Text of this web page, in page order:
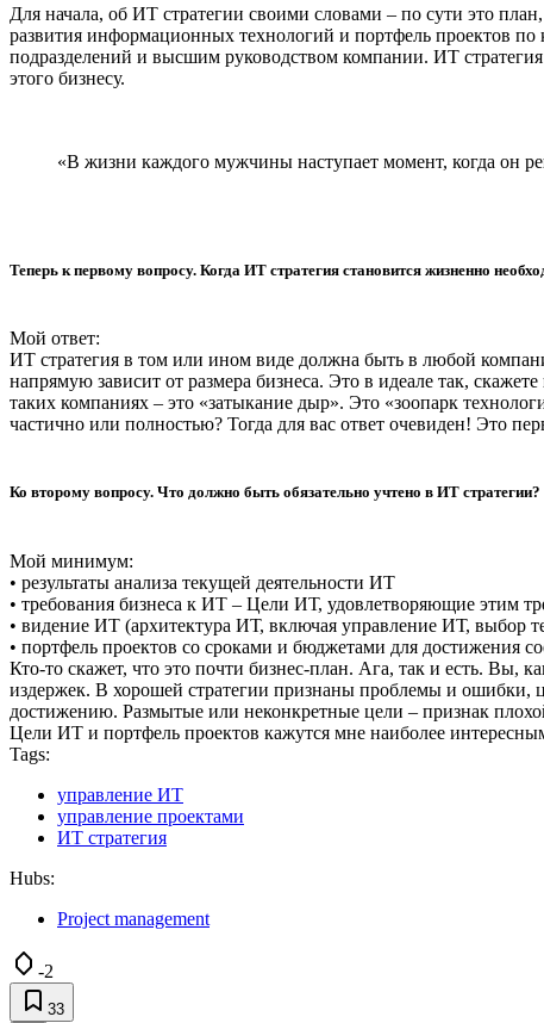
Для начала, об ИТ стратегии своими словами – по сути это
развития информационных технологий и портфель проектов
подразделений и высшим руководством компании. ИТ стратегия
этого бизнесу.
«В жизни каждого мужчины наступает момент, когда он
Теперь к первому вопросу. Когда ИТ стратегия становится жизненно
Мой ответ:
ИТ стратегия в том или ином виде должна быть в любой
напрямую зависит от размера бизнеса. Это в идеале так,
таких компаниях – это «затыкание дыр». Это «зоопарк
частично или полностью? Тогда для вас ответ очевиден! Это
Ко второму вопросу. Что должно быть обязательно учтено в ИТ стратегии?
Мой минимум:
• результаты анализа текущей деятельности ИТ
• требования бизнеса к ИТ – Цели ИТ, удовлетворяющие этим
• видение ИТ (архитектура ИТ, включая управление ИТ, выбор
• портфель проектов со сроками и бюджетами для достижения
Кто-то скажет, что это почти бизнес-план. Ага, так и есть. Вы,
издержек. В хорошей стратегии признаны проблемы и ошибки,
достижению. Размытые или неконкретные цели – признак
Цели ИТ и портфель проектов кажутся мне наиболее
Tags:
управление ИТ
управление проектами
ИТ стратегия
Hubs:
Project management
-2
33